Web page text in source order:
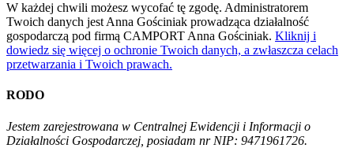
W każdej chwili możesz wycofać tę zgodę. Administratorem
Twoich danych jest Anna Gościniak prowadząca działalność
gospodarczą pod firmą CAMPORT Anna Gościniak. Kliknij i
dowiedz się więcej o ochronie Twoich danych, a zwłaszcza celach
przetwarzania i Twoich prawach.
RODO
Jestem zarejestrowana w Centralnej Ewidencji i Informacji o
Działalności Gospodarczej, posiadam nr NIP: 9471961726.